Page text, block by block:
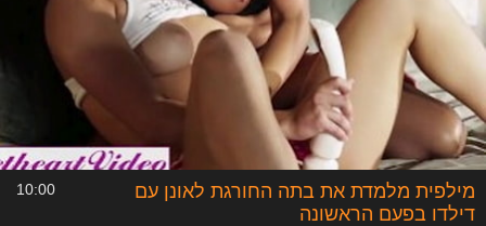
מילפית מלמדת את בתה החורגת לאונן עם
דילדו בפעם הראשונה
10:00